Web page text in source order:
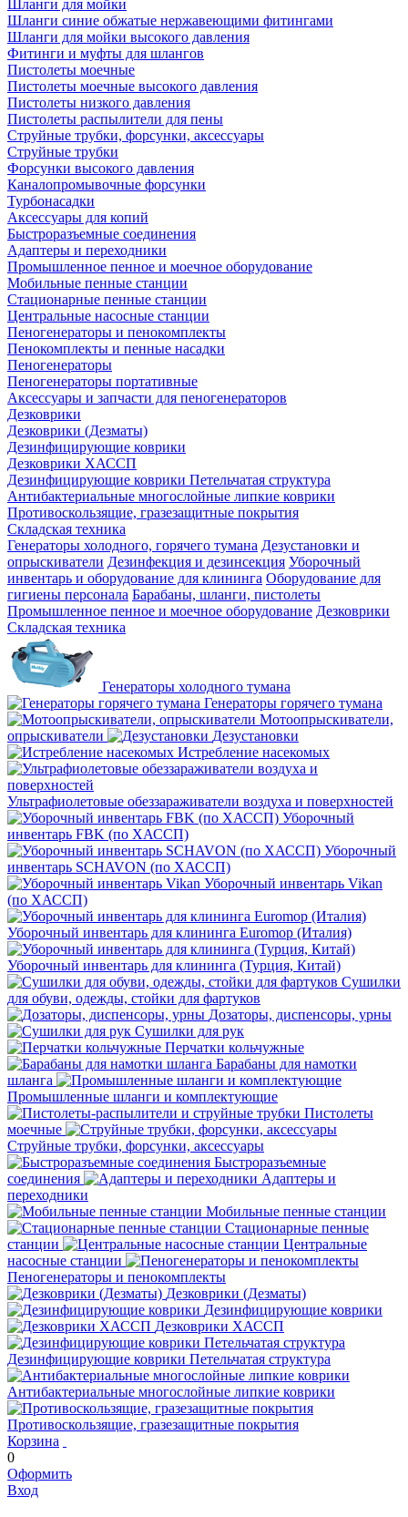
Шланги для мойки
Шланги синие обжатые нержавеющими фитингами
Шланги для мойки высокого давления
Фитинги и муфты для шлангов
Пистолеты моечные
Пистолеты моечные высокого давления
Пистолеты низкого давления
Пистолеты распылители для пены
Струйные трубки, форсунки, аксессуары
Струйные трубки
Форсунки высокого давления
Каналопромывочные форсунки
Турбонасадки
Аксессуары для копий
Быстроразъемные соединения
Адаптеры и переходники
Промышленное пенное и моечное оборудование
Мобильные пенные станции
Стационарные пенные станции
Центральные насосные станции
Пеногенераторы и пенокомплекты
Пенокомплекты и пенные насадки
Пеногенераторы
Пеногенераторы портативные
Аксессуары и запчасти для пеногенераторов
Дезковрики
Дезковрики (Дезматы)
Дезинфицирующие коврики
Дезковрики ХАССП
Дезинфицирующие коврики Петельчатая структура
Антибактериальные многослойные липкие коврики
Противоскользящие, гразезащитные покрытия
Складская техника
Генераторы холодного, горячего тумана Дезустановки и
опрыскиватели Дезинфекция и дезинсекция Уборочный
инвентарь и оборудование для клининга Оборудование для
гигиены персонала Барабаны, шланги, пистолеты
Промышленное пенное и моечное оборудование Дезковрики
Складская техника
Генераторы холодного тумана
Генераторы горячего тумана
Мотоопрыскиватели,
опрыскиватели
Дезустановки
Истребление насекомых
Ультрафиолетовые обеззараживатели воздуха и поверхностей
Уборочный
инвентарь FBK (по ХАССП)
Уборочный
инвентарь SCHAVON (по ХАССП)
Уборочный инвентарь Vikan
(по ХАССП)
Уборочный инвентарь для клининга Euromop (Италия)
Уборочный инвентарь для клининга (Турция, Китай)
Сушилки
для обуви, одежды, стойки для фартуков
Дозаторы, диспенсоры, урны
Сушилки для рук
Перчатки кольчужные
Барабаны для намотки
шланга
Промышленные шланги и комплектующие
Пистолеты
моечные
Струйные трубки, форсунки, аксессуары
Быстроразъемные
соединения
Адаптеры и
переходники
Мобильные пенные станции
Стационарные пенные
станции
Центральные
насосные станции
Пеногенераторы и пенокомплекты
Дезковрики (Дезматы)
Дезинфицирующие коврики
Дезковрики ХАССП
Дезинфицирующие коврики Петельчатая структура
Антибактериальные многослойные липкие коврики
Противоскользящие, гразезащитные покрытия
Корзина
0
Оформить
Вход